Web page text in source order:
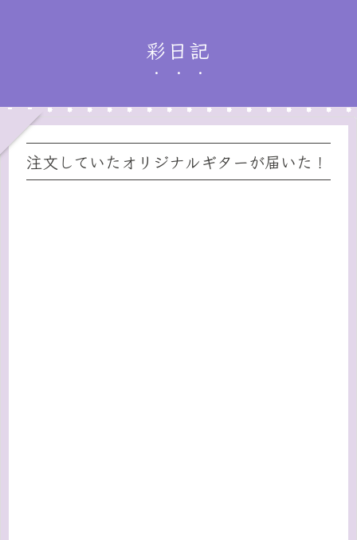
彩日記
注文していたオリジナルギターが届いた！